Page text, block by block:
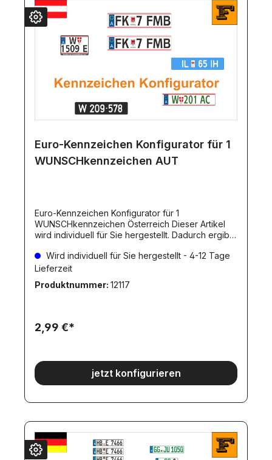
Euro-Kennzeichen Konfigurator für 1
WUNSCHkennzeichen AUT
Euro-Kennzeichen Konfigurator für 1
WUNSCHkennzeichen Österreich Dieser Artikel
wird individuell für Sie hergestellt. Dadurch ergibt
angegeben. Individuelle hergestellte Artikel
werden erst NACH dem Zahlungseingang
Wird individuell für Sie hergestellt - 4-12 Tage
Lieferzeit
Produktnummer: 12117
2,99 €*
jetzt konfigurieren